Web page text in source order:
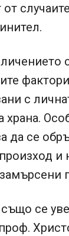
с
храна.
да се
и
се